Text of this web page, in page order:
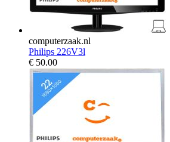
computerzaak.nl
Philips 226V3l
€ 50.00